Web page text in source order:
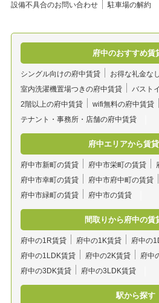
設備不具合のお問い合わせ
駐車場の解約
府中のおすすめ賃
シングル向けの府中賃貸
お得な礼金な
室内洗濯機置場つきの府中賃貸
バスト
2階以上の府中賃貸
wifi無料の府中賃貸
テナント・事務所・店舗の府中賃貸
府中エリアから賃
府中市新町の賃貸 府中市栄町の賃貸
府中市幸町の賃貸
府中市府中町の賃貸
府中市緑町の賃貸
府中市の賃貸
間取りから府中の賃
府中の1R賃貸 府中の1K賃貸
府中の
府中の1LDK賃貸
府中の2K賃貸
府中
府中の3DK賃貸
府中の3LDK賃貸
駅から探す